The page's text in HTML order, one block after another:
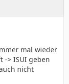
mal wieder
-> ISUI geben
nicht